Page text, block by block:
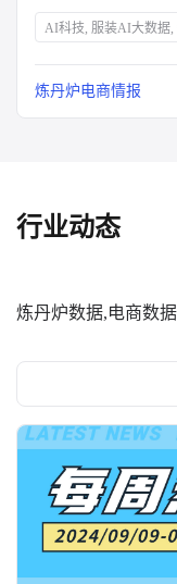
炼丹炉电商情报
行业动态
炼丹炉数据,电商数